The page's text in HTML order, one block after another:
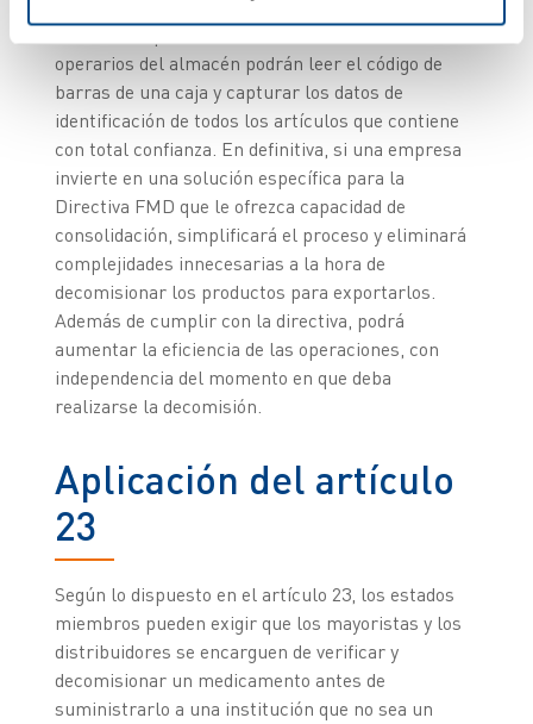
Con la consolidación, las empresas pueden asociar
operarios del almacén podrán leer el código de
barras de una caja y capturar los datos de
identificación de todos los artículos que contiene
con total confianza. En definitiva, si una empresa
invierte en una solución específica para la
Directiva FMD que le ofrezca capacidad de
consolidación, simplificará el proceso y eliminará
complejidades innecesarias a la hora de
decomisionar los productos para exportarlos.
Además de cumplir con la directiva, podrá
aumentar la eficiencia de las operaciones, con
independencia del momento en que deba
realizarse la decomisión.
Aplicación del artículo
23
Según lo dispuesto en el artículo 23, los estados
miembros pueden exigir que los mayoristas y los
distribuidores se encarguen de verificar y
decomisionar un medicamento antes de
suministrarlo a una institución que no sea un